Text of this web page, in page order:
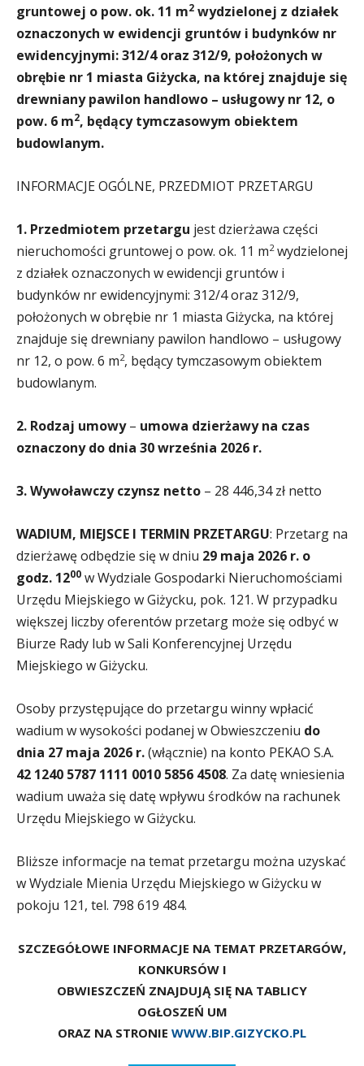
gruntowej o pow. ok. 11 m2 wydzielonej z działek
oznaczonych w ewidencji gruntów i budynków nr
ewidencyjnymi: 312/4 oraz 312/9, położonych w
obrębie nr 1 miasta Giżycka, na której znajduje się
drewniany pawilon handlowo – usługowy nr 12, o
pow. 6 m2, będący tymczasowym obiektem
budowlanym.
INFORMACJE OGÓLNE, PRZEDMIOT PRZETARGU
1. Przedmiotem przetargu jest dzierżawa części
nieruchomości gruntowej o pow. ok. 11 m2wydzielonej
z działek oznaczonych w ewidencji gruntów i
budynków nr ewidencyjnymi: 312/4 oraz 312/9,
położonych w obrębie nr 1 miasta Giżycka, na której
znajduje się drewniany pawilon handlowo – usługowy
nr 12, o pow. 6 m2, będący tymczasowym obiektem
budowlanym.
2. Rodzaj umowy– umowa dzierżawy na czas
oznaczony do dnia 30 września 2026 r.
3. Wywoławczy czynsz netto – 28 446,34 zł netto
WADIUM, MIEJSCE I TERMIN PRZETARGU: Przetarg na
dzierżawę odbędzie się w dniu 29 maja 2026 r. o
godz. 1200 w Wydziale Gospodarki Nieruchomościami
Urzędu Miejskiego w Giżycku, pok. 121. W przypadku
większej liczby oferentów przetarg może się odbyć w
Biurze Rady lub w Sali Konferencyjnej Urzędu
Miejskiego w Giżycku.
Osoby przystępujące do przetargu winny wpłacić
wadium w wysokości podanej w Obwieszczeniu do
dnia 27 maja 2026 r.(włącznie) na konto PEKAO S.A.
42 1240 5787 1111 0010 5856 4508. Za datę wniesienia
wadium uważa się datę wpływu środków na rachunek
Urzędu Miejskiego w Giżycku.
Bliższe informacje na temat przetargu można uzyskać
w Wydziale Mienia Urzędu Miejskiego w Giżycku w
pokoju 121, tel. 798 619 484.
SZCZEGÓŁOWE INFORMACJE NA TEMAT PRZETARGÓW,
KONKURSÓW I
OBWIESZCZEŃ ZNAJDUJĄ SIĘ NA TABLICY
OGŁOSZEŃ UM
ORAZ NA STRONIE WWW.BIP.GIZYCKO.PL